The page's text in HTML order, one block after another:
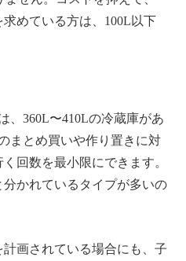
めている方は、100L以下
、360L〜410Lの冷蔵庫があ
まとめ買いや作り置きに対
回数を最小限にできます。
かれているタイプが多いの
画されている場合にも、子